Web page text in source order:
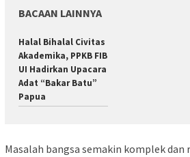
BACAAN LAINNYA
Halal Bihalal Civitas
Akademika, PPKB FIB
UI Hadirkan Upacara
Adat “Bakar Batu”
Papua
Masalah bangsa semakin komplek